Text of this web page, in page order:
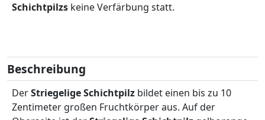
Schichtpilzs keine Verfärbung statt.
Beschreibung
DerStriegelige Schichtpilz bildet einen bis zu 10
Zentimeter großen Fruchtkörper aus. Auf der